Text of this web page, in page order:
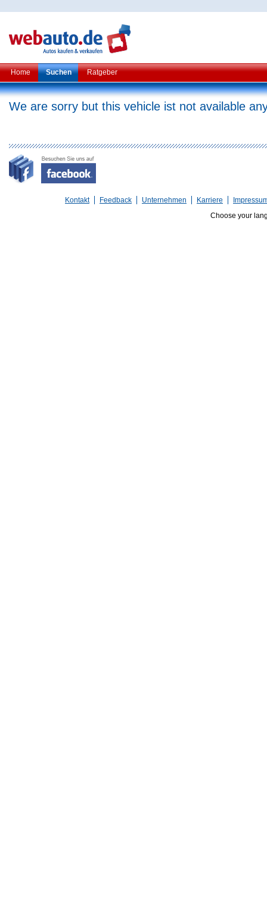
Home Suchen Ratgeber
We are sorry but this vehicle ist not available
Kontakt Feedback Unternehmen Karriere
Choose your